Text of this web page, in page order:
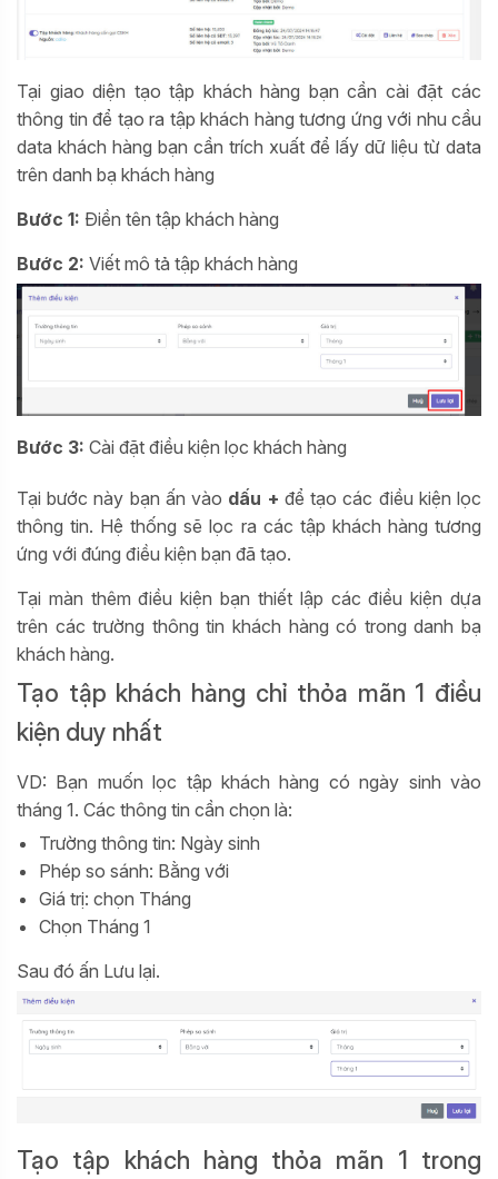
Tại giao diện tạo tập khách hàng bạn cần cài đặt các
thông tin để tạo ra tập khách hàng tương ứng với nhu cầu
data khách hàng bạn cần trích xuất để lấy dữ liệu từ data
trên danh bạ khách hàng
Bước 1: Điền tên tập khách hàng
Bước 2: Viết mô tả tập khách hàng
Bước 3: Cài đặt điều kiện lọc khách hàng
Tại bước này bạn ấn vào dấu + để tạo các điều kiện lọc
thông tin. Hệ thống sẽ lọc ra các tập khách hàng tương
ứng với đúng điều kiện bạn đã tạo.
Tại màn thêm điều kiện bạn thiết lập các điều kiện dựa
trên các trường thông tin khách hàng có trong danh bạ
khách hàng.
Tạo tập khách hàng chỉ thỏa mãn 1 điều
kiện duy nhất
VD: Bạn muốn lọc tập khách hàng có ngày sinh vào
tháng 1. Các thông tin cần chọn là:
Trường thông tin: Ngày sinh
Phép so sánh: Bằng với
Giá trị: chọn Tháng
Chọn Tháng 1
Sau đó ấn Lưu lại.
Tạo tập khách hàng thỏa mãn 1 trong